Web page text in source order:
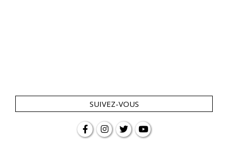
SUIVEZ-VOUS